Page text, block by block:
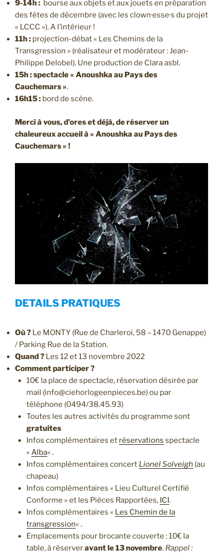
9-14h : bourse aux objets et aux jouets en préparation
des fêtes de décembre (avec les clown·esse·s du projet
« LCCC »). A l’intérieur !
11h : projection-débat « Les Chemins de la
Transgression » (réalisateur et modérateur : Jean-
Philippe Delobel). Une production de Clara asbl.
15h : spectacle « Anoushka au Pays des
Cauchemars ».
16h15 : bord de scène.
Merci à vous, d’ores et déjà, de réserver un
chaleureux accueil à « Anoushka au Pays des
Cauchemars » !
DETAILS PRATIQUES
Où ? Le MONTY (Rue de Charleroi, 58 – 1470 Genappe)
/ Parking Rue de la Station.
Quand ? Les 12 et 13 novembre 2022
Comment participer ?
10€ la place de spectacle, réservation désirée par
mail (info@ciehorlogeenpieces.be) ou par
téléphone (0494/38.45.93)
Toutes les autres activités du programme sont
gratuites
Infos complémentaires et réservations spectacle
« Alba« .
Infos complémentaires concert Lionel Solveigh (au
chapeau)
Infos complémentaires « Lieu Culturel Certifié
Conforme » et les Pièces Rapportées, ICI.
Infos complémentaires « Les Chemin de la
transgression« .
Emplacements pour brocante couverte : 10€ la
table, à réserveravant le 13 novembre. Rappel :